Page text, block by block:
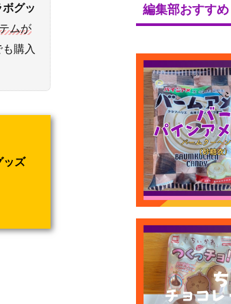
グッ
ムが
購入
ッズ
編集部おすすめ